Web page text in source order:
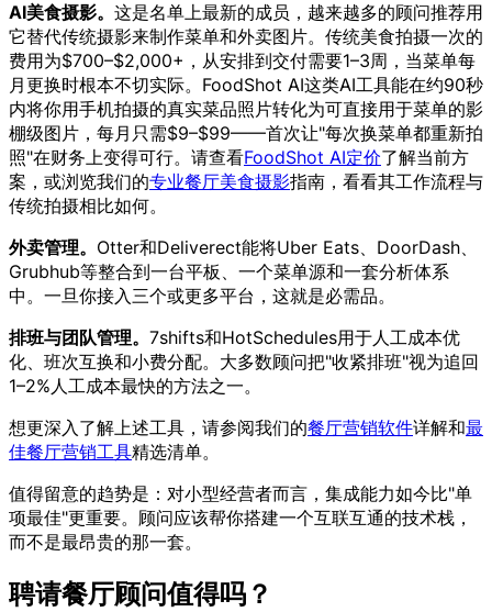
AI美食摄影。 这是名单上最新的成员，越来越多的顾问推荐用
它替代传统摄影来制作菜单和外卖图片。传统美食拍摄一次的
费用为$700–$2,000+，从安排到交付需要1–3周，当菜单每
月更换时根本不切实际。FoodShot AI这类AI工具能在约90秒
内将你用手机拍摄的真实菜品照片转化为可直接用于菜单的影
棚级图片，每月只需$9–$99——首次让"每次换菜单都重新拍
照"在财务上变得可行。请查看FoodShot AI定价了解当前方
案，或浏览我们的专业餐厅美食摄影指南，看看其工作流程与
传统拍摄相比如何。
外卖管理。 Otter和Deliverect能将Uber Eats、DoorDash、
Grubhub等整合到一台平板、一个菜单源和一套分析体系
中。一旦你接入三个或更多平台，这就是必需品。
排班与团队管理。 7shifts和HotSchedules用于人工成本优
化、班次互换和小费分配。大多数顾问把"收紧排班"视为追回
1–2%人工成本最快的方法之一。
想更深入了解上述工具，请参阅我们的餐厅营销软件详解和最
佳餐厅营销工具精选清单。
值得留意的趋势是：对小型经营者而言，集成能力如今比"单
项最佳"更重要。顾问应该帮你搭建一个互联互通的技术栈，
而不是最昂贵的那一套。
聘请餐厅顾问值得吗？